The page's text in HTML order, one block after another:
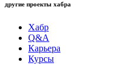
другие проекты хабра
Хабр
Q&A
Карьера
Курсы